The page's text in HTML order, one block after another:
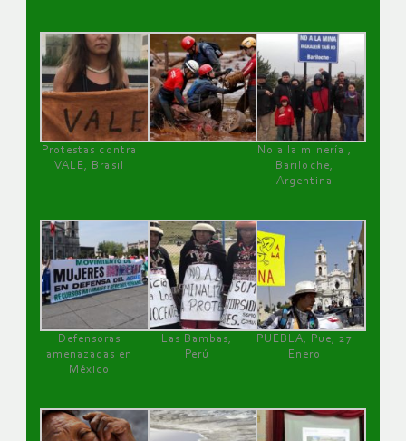
Protestas contra
VALE, Brasil
No a la minería ,
Bariloche,
Argentina
Defensoras
amenazadas en
México
Las Bambas,
Perú
PUEBLA, Pue, 27
Enero